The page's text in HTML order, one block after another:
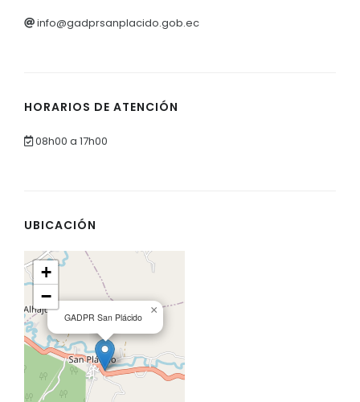
info@gadprsanplacido.gob.ec
HORARIOS DE ATENCIÓN
08h00 a 17h00
UBICACIÓN
GADPR San Plácido
×
+
−